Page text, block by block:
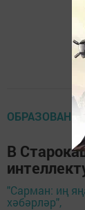
ОБРАЗОВАНИЕ
В
"Сарман: иң
хәбәрләр",